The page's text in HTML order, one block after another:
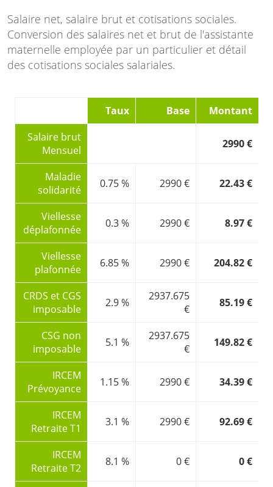
Salaire net, salaire brut et cotisations sociales.
Conversion des salaires net et brut de l'assistante
maternelle employée par un particulier et détail
des cotisations sociales salariales.
Taux Base
Montant
Salaire brut
Mensuel
2990 €
Maladie
solidarité
0.75 % 2990 € 22.43 €
Viellesse
déplafonnée
0.3 % 2990 € 8.97 €
Viellesse
plafonnée
6.85 % 2990 € 204.82 €
CRDS et CGS
imposable
2.9 %
2937.675
€
85.19 €
CSG non
imposable
5.1 %
2937.675
€
149.82 €
IRCEM
Prévoyance
1.15 % 2990 € 34.39 €
IRCEM
Retraite T1
3.1 % 2990 € 92.69 €
IRCEM
Retraite T2
8.1 % 0 € 0 €